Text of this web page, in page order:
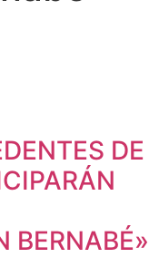
DE
BERNABÉ»